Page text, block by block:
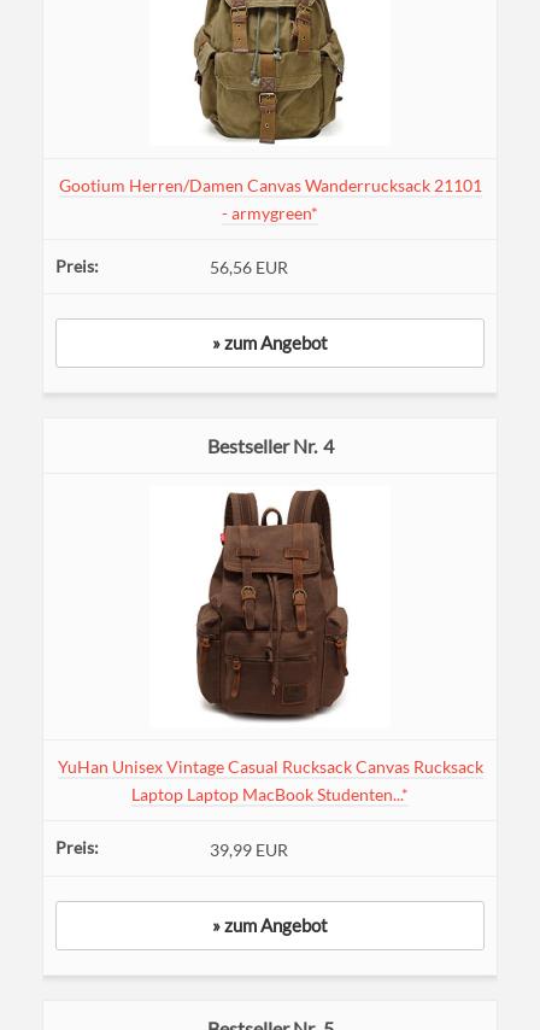
Gootium Herren/Damen Canvas Wanderrucksack 21101
- armygreen*
56,56 EUR
» zum Angebot
4
YuHan Unisex Vintage Casual Rucksack Canvas Rucksack
Laptop Laptop MacBook Studenten...*
39,99 EUR
» zum Angebot